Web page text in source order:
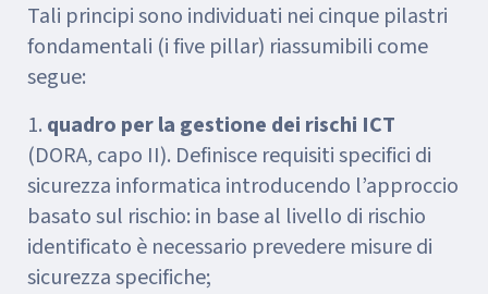
Tali principi sono individuati nei cinque pilastri
fondamentali (i five pillar) riassumibili come
segue:
1. quadro per la gestione dei rischi ICT
(DORA, capo II). Definisce requisiti specifici di
sicurezza informatica introducendo l’approccio
basato sul rischio: in base al livello di rischio
identificato è necessario prevedere misure di
sicurezza specifiche;